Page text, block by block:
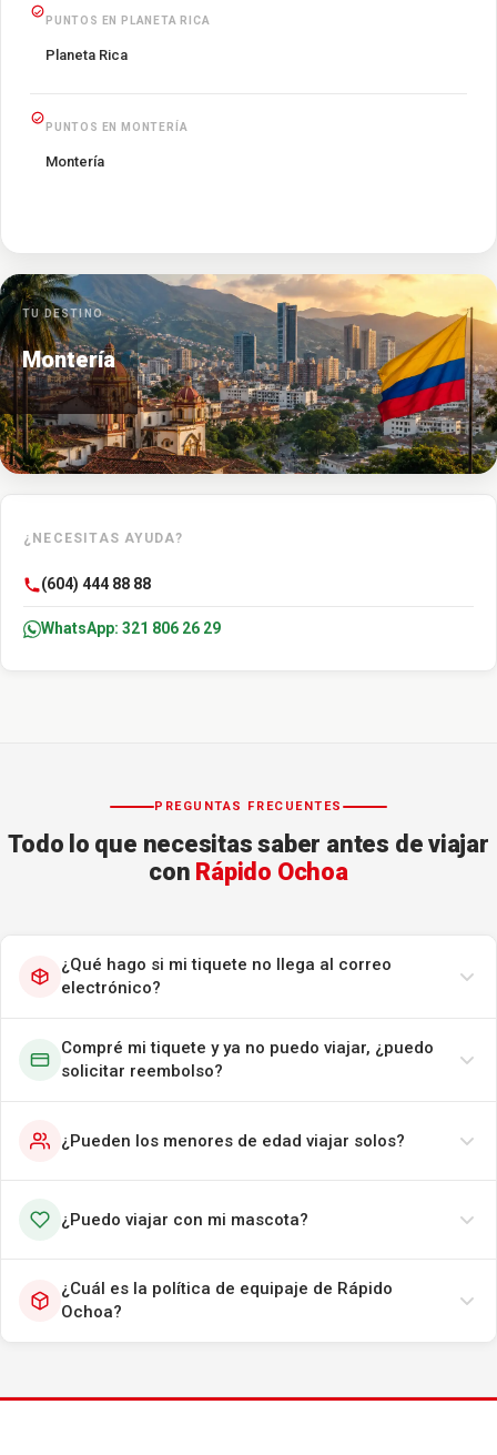
PUNTOS EN PLANETA RICA
Planeta Rica
PUNTOS EN MONTERÍA
Montería
TU DESTINO
Montería
¿NECESITAS AYUDA?
(604) 444 88 88
WhatsApp: 321 806 26 29
PREGUNTAS FRECUENTES
Todo lo que necesitas saber antes de viajar
con Rápido Ochoa
¿Qué hago si mi tiquete no llega al correo
electrónico?
Compré mi tiquete y ya no puedo viajar, ¿puedo
solicitar reembolso?
¿Pueden los menores de edad viajar solos?
¿Puedo viajar con mi mascota?
¿Cuál es la política de equipaje de Rápido
Ochoa?